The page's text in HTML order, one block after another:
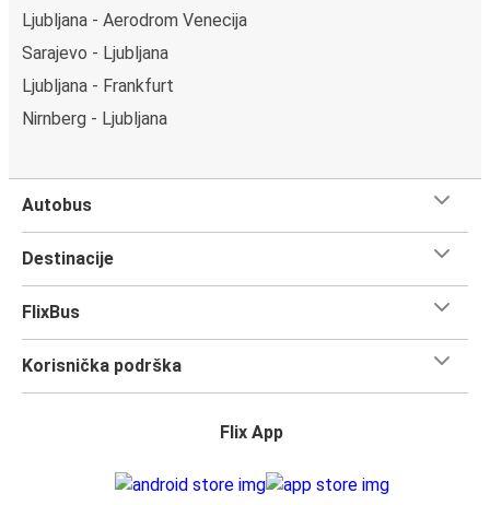
Ljubljana - Aerodrom Venecija
Sarajevo - Ljubljana
Ljubljana - Frankfurt
Nirnberg - Ljubljana
Autobus
Destinacije
FlixBus
Korisnička podrška
Flix App